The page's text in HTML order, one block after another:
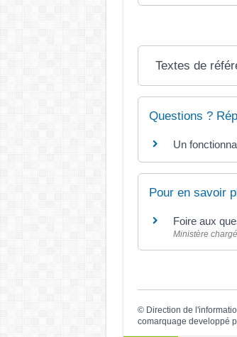
Textes de
Questions ?
Un
Pour en savoir
Foire aux
Ministère
© Direction de
comarquage developpé